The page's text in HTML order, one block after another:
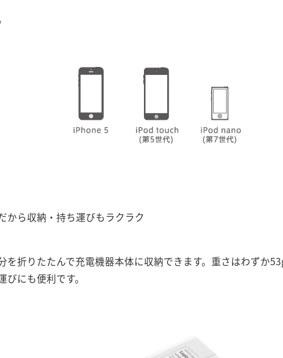
ら収納・持ち運びもラクラク
を折りたたんで充電機器本体に収納できます。重さはわずか
びにも便利です。